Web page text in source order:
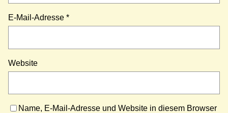
E-Mail-Adresse *
Website
Name, E-Mail-Adresse und Website in diesem Browser